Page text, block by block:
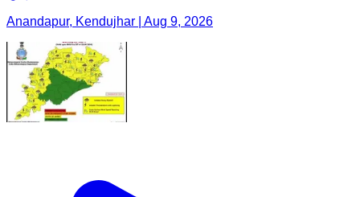
Anandapur, Kendujhar | Aug 9, 2026